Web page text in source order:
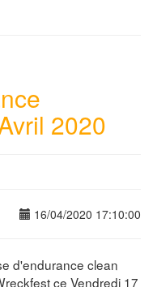
2020
16/04/2020 17:10:00
d'endurance clean
ce Vendredi 17